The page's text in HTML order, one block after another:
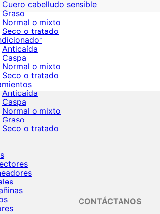
Cuero cabelludo sensible
Graso
Normal o mixto
Seco o tratado
Anticaída
Caspa
Normal o mixto
Seco o tratado
Anticaída
Caspa
Normal o mixto
Graso
Seco o tratado
CONTÁCTANOS